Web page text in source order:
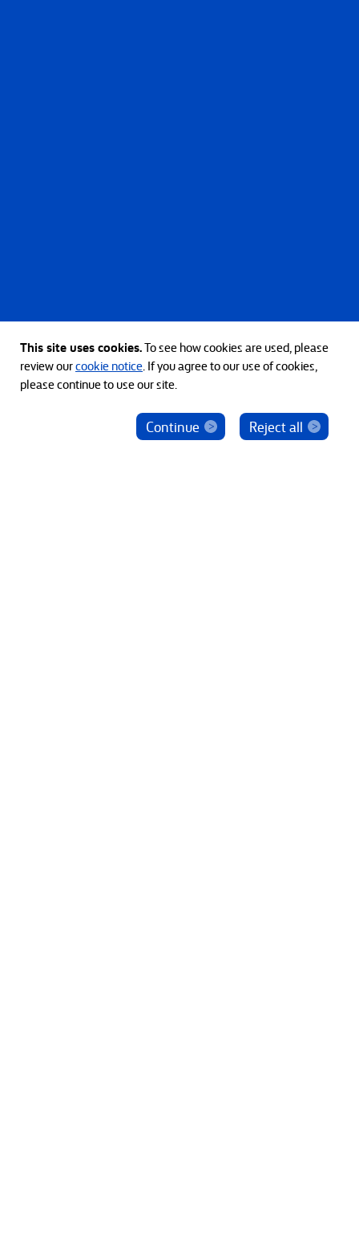
ベインキャピタル社員を騙った投資勧誘にご注意
This site uses cookies.To see how cookies are used, please
review ourcookie notice. If you agree to our use of cookies,
please continue to use our site.
Reject all
Continue